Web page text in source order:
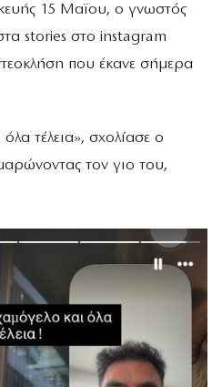
15 Μαϊου, ο γνωστός
stories στο instagram
που έκανε σήμερα
τέλεια», σχολίασε ο
τον γιο του,